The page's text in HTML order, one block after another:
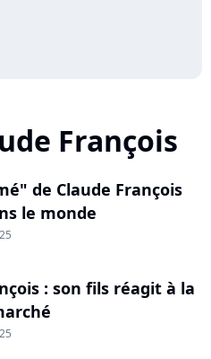
François
de Claude François
le monde
: son fils réagit à la